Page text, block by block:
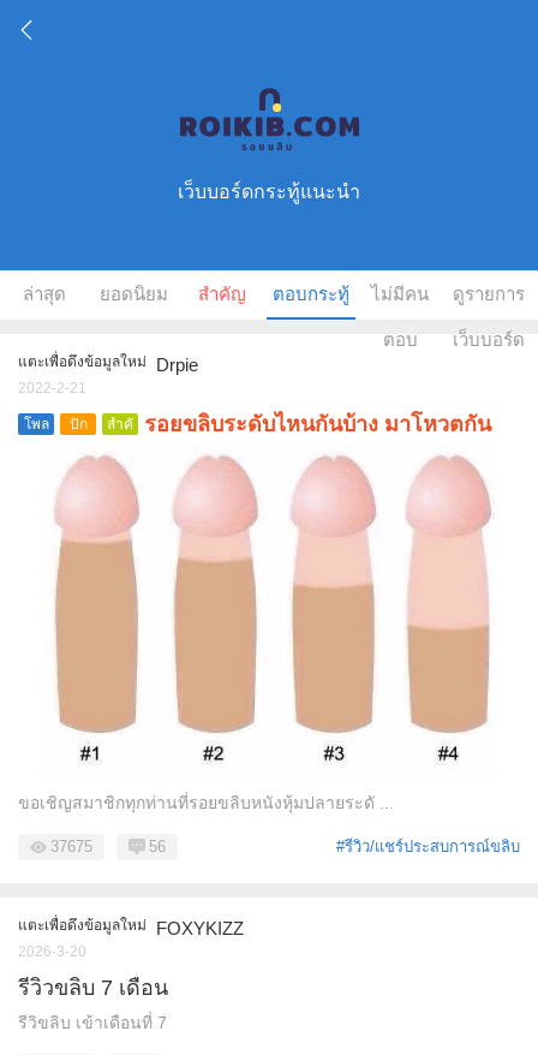
เว็บบอร์ดกระทู้แนะนำ
ล่าสุด ยอดนิยม สำคัญ ตอบกระทู้ ไม่มีคน
ตอบ
ดูรายการ
เว็บบอร์ด
แตะเพื่อดึงข้อมูลใหม่ Drpie
2022-2-21
โพล
ปัก
สำคั
รอยขลิบระดับไหนกันบ้าง มาโหวตกัน
ขอเชิญสมาชิกทุกท่านที่รอยขลิบหนังหุ้มปลายระดั ...
#รีวิว/แชร์ประสบการณ์ขลิบ
37675 56
แตะเพื่อดึงข้อมูลใหม่ FOXYKIZZ
2026-3-20
รีวิวขลิบ 7 เดือน
รีวิขลิบ เข้าเดือนที่ 7